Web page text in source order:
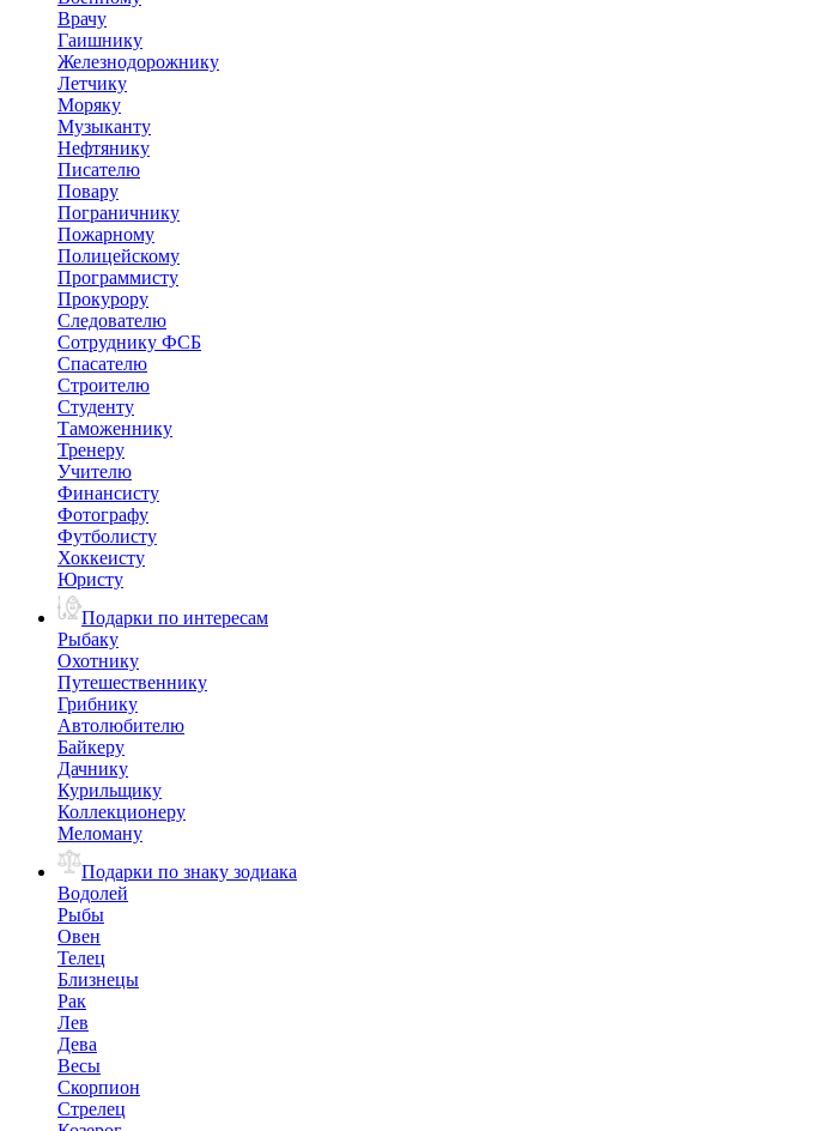
Врачу
Гаишнику
Железнодорожнику
Летчику
Моряку
Музыканту
Нефтянику
Писателю
Повару
Пограничнику
Пожарному
Полицейскому
Программисту
Прокурору
Следователю
Сотруднику ФСБ
Спасателю
Строителю
Студенту
Таможеннику
Тренеру
Учителю
Финансисту
Фотографу
Футболисту
Хоккеисту
Юристу
Подарки по интересам
Рыбаку
Охотнику
Путешественнику
Грибнику
Автолюбителю
Байкеру
Дачнику
Курильщику
Коллекционеру
Меломану
Подарки по знаку зодиака
Водолей
Рыбы
Овен
Телец
Близнецы
Рак
Лев
Дева
Весы
Скорпион
Стрелец